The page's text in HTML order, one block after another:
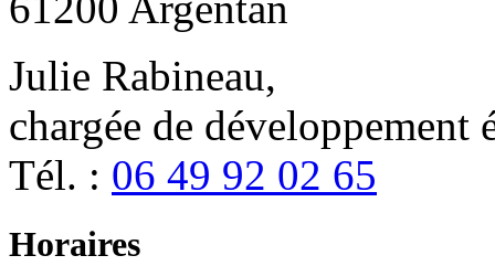
Julie Rabineau,
chargée de développement
Tél. : 06 49 92 02 65
Horaires